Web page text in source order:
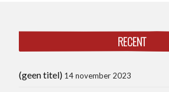
RECENT
(geen titel) 14 november 2023